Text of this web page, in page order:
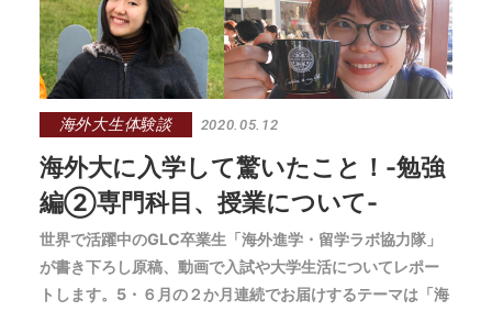
海外大生体験談 2020.05.12
海外大に入学して驚いたこと！-勉強
編②専門科目、授業について-
世界で活躍中のGLC卒業生「海外進学・留学ラボ協力隊」
が書き下ろし原稿、動画で入試や大学生活についてレポー
トします。5・６月の２か月連続でお届けするテーマは「海